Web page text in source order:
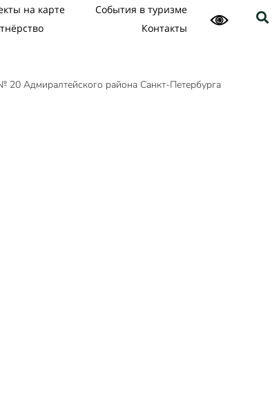
на карте
События в туризме
Контакты
20 Адмиралтейского района Санкт-Петербурга